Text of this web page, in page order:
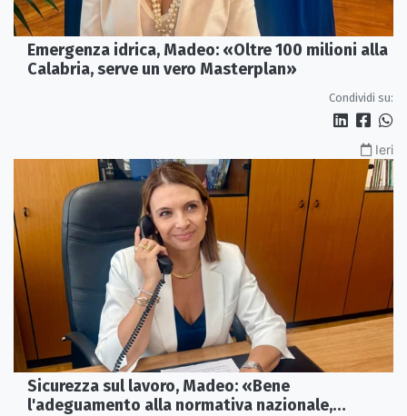
Emergenza idrica, Madeo: «Oltre 100 milioni alla
Calabria, serve un vero Masterplan»
Condividi su:
Ieri
Sicurezza sul lavoro, Madeo: «Bene
l'adeguamento alla normativa nazionale,